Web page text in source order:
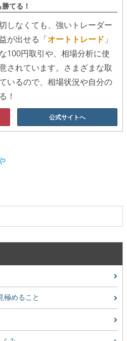
てる！
しなくても、強いトレーダー
が出せる「オートトレード 」
100円取引や、相場分析に使
されています。さまざまな取
いるので、相場状況や自分の
！
公式サイトへ
極めること